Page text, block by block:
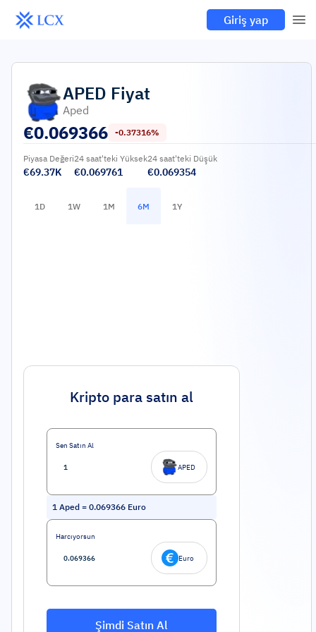
Giriş yap
APED Fiyat
Aped
€0.069366 -0.37316%
Piyasa Değeri
€69.37K
24 saat'teki Yüksek
€0.069761
24 saat'teki Düşük
€0.069354
1D 1W 1M 6M 1Y
Kripto para satın al
Sen Satın Al
APED
1 Aped = 0.069366 Euro
Harcıyorsun
Euro
Şimdi Satın Al